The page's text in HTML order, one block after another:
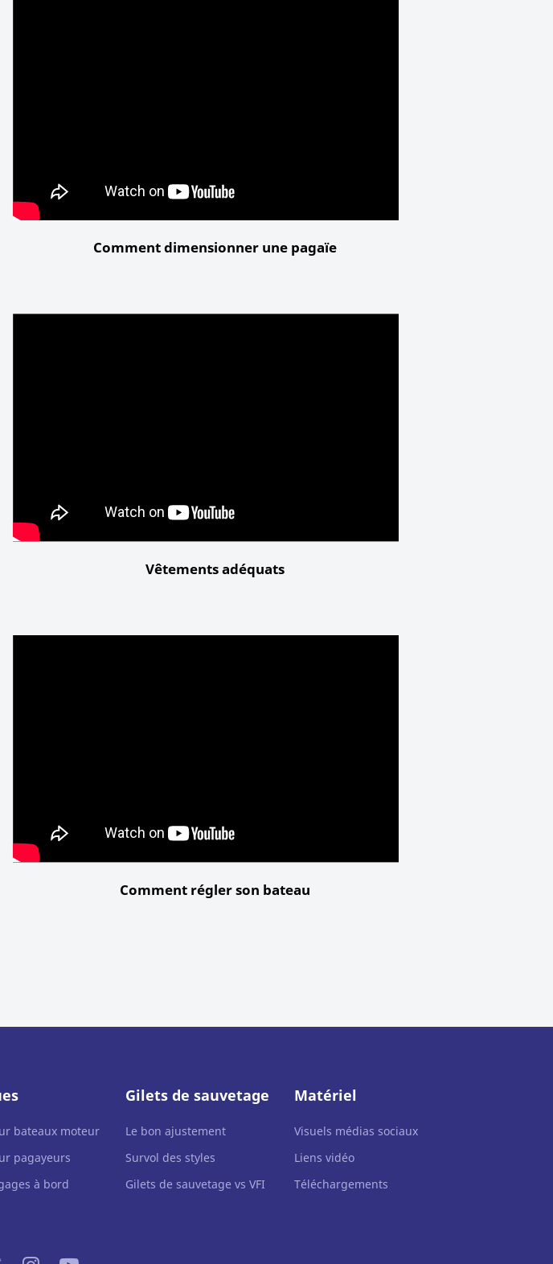
Comment dimensionner une pagaïe
Vêtements adéquats
Comment régler son bateau
bateaux moteur
pagayeurs
à bord
Gilets de sauvetage
Le bon ajustement
Survol des styles
Gilets de sauvetage vs VFI
Matériel
Visuels médias sociaux
Liens vidéo
Téléchargements